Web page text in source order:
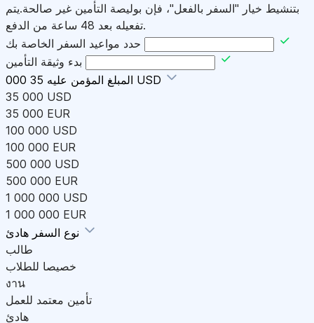
بتنشيط خيار "السفر بالفعل"، فإن بوليصة التأمين غير صالحة.يتم
تفعيله بعد 48 ساعة من الدفع.
حدد مواعيد السفر الخاصة بك
بدء وثيقة التأمين
المبلغ المؤمن عليه 35 000 USD
35 000 USD
35 000 EUR
100 000 USD
100 000 EUR
500 000 USD
500 000 EUR
1 000 000 USD
1 000 000 EUR
نوع السفر
طالب
خصيصا للطلاب
งาน
تأمين معتمد للعمل
هادئ